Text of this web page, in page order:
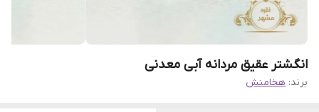
انگشتر عقیق مردانه آبی معدنی
برند: هخامنش